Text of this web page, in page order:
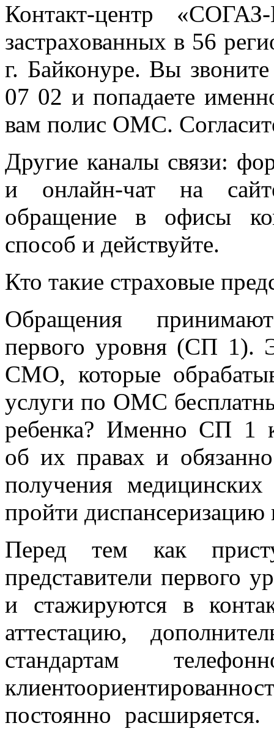
Контакт-центр
застрахованных в 56
г. Байконуре. Вы
07 02 и попадаете
вам полис ОМС.
Другие каналы связи:
и онлайн-чат на
обращение в офисы
способ и действуйте.
Кто такие страховые
Обращения
первого уровня (СП 1).
СМО, которые
услуги по ОМС
ребенка? Именно СП 1
об их правах и
получения
пройти диспансеризацию
Перед тем как
представители первого
и стажируются в
аттестацию,
стандартам
постоянно